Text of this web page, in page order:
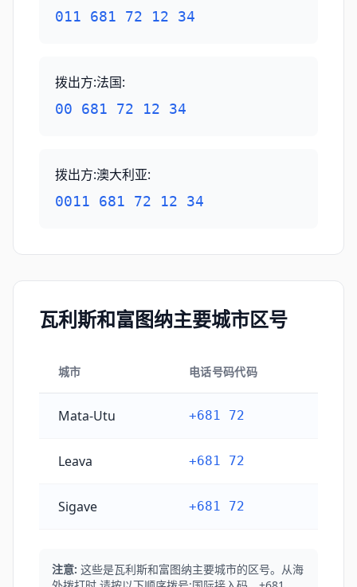
011 681 72 12 34
拨出方:法国:
00 681 72 12 34
拨出方:澳大利亚:
0011 681 72 12 34
瓦利斯和富图纳主要城市区号
城市 电话号码代码
Mata-Utu +681 72
Leava +681 72
Sigave +681 72
注意: 这些是瓦利斯和富图纳主要城市的区号。从海